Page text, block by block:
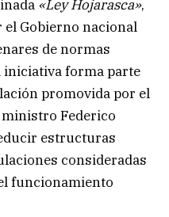
«Ley Hojarasca»,
Gobierno nacional
de normas
iniciativa forma parte
promovida por el
Federico
estructuras
consideradas
funcionamiento